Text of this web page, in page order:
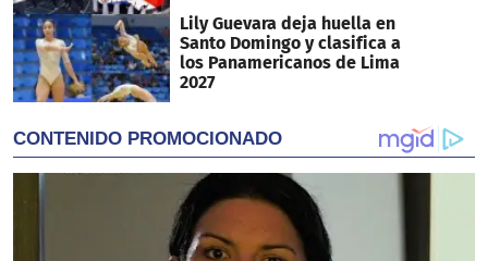
Lily Guevara deja huella en
Santo Domingo y clasifica a
los Panamericanos de Lima
2027